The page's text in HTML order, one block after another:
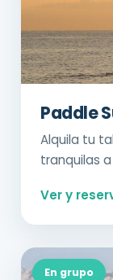
Paddle
Alquila tu
tranquilas
Ver y
En grupo